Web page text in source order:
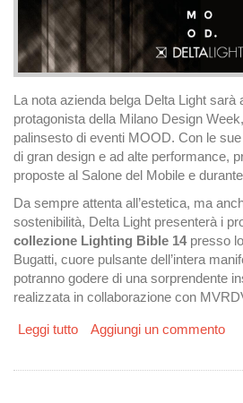
La nota azienda belga Delta Light sarà
protagonista della Milano Design
palinsesto di eventi MOOD. Con le
di gran design e ad alte performance,
proposte al Salone del Mobile e
Da sempre attenta all’estetica, ma
sostenibilità, Delta Light presenterà i
collezione Lighting Bible 14presso
Bugatti, cuore pulsante dell’intera
potranno godere di una sorprendente
realizzata in collaborazione con
Leggi tutto su DELTA LIGHT alla
Aggiungi un commento